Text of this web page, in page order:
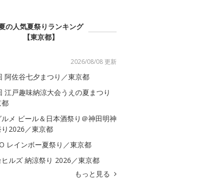
の人気夏祭りランキング
【東京都】
2026/08/08 更新
阿佐谷七夕まつり／東京都
江戸趣味納涼大会うえの夏まつり
都
メ ビール＆日本酒祭り＠神田明神
2026／東京都
レインボー夏祭り／東京都
ヒルズ 納涼祭り 2026／東京都
もっと見る